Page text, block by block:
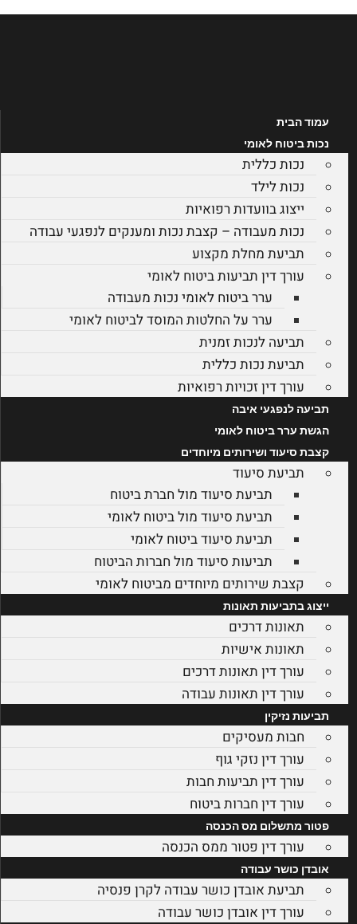
עמוד הבית
נכות ביטוח לאומי
נכות כללית
נכות לילד
ייצוג בוועדות רפואיות
נכות מעבודה – קצבת נכות ומענקים לנפגעי עבודה
תביעת מחלת מקצוע
עורך דין תביעות ביטוח לאומי
ערר ביטוח לאומי נכות מעבודה
ערר על החלטות המוסד לביטוח לאומי
תביעה לנכות זמנית
תביעת נכות כללית
עורך דין זכויות רפואיות
תביעה לנפגעי איבה
הגשת ערר ביטוח לאומי
קצבת סיעוד ושירותים מיוחדים
תביעת סיעוד
תביעת סיעוד מול חברת ביטוח
תביעת סיעוד מול ביטוח לאומי
תביעת סיעוד ביטוח לאומי
תביעות סיעוד מול חברות הביטוח
קצבת שירותים מיוחדים מביטוח לאומי
ייצוג בתביעות תאונות
תאונות דרכים
תאונות אישיות
עורך דין תאונות דרכים
עורך דין תאונות עבודה
תביעות נזיקין
חבות מעסיקים
עורך דין נזקי גוף
עורך דין תביעות חבות
עורך דין חברות ביטוח
פטור מתשלום מס הכנסה
עורך דין פטור ממס הכנסה
אובדן כושר עבודה
תביעת אובדן כושר עבודה לקרן פנסיה
עורך דין אובדן כושר עבודה